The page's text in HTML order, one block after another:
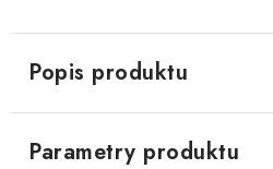
Popis produktu
Parametry produktu